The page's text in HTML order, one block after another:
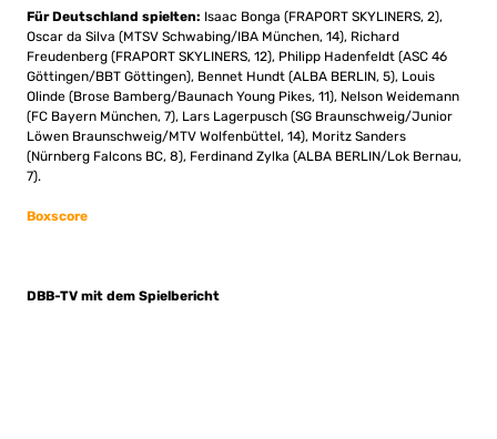
Für Deutschland spielten: Isaac Bonga (FRAPORT SKYLINERS, 2),
Oscar da Silva (MTSV Schwabing/IBA München, 14), Richard
Freudenberg (FRAPORT SKYLINERS, 12), Philipp Hadenfeldt (ASC 46
Göttingen/BBT Göttingen), Bennet Hundt (ALBA BERLIN, 5), Louis
Olinde (Brose Bamberg/Baunach Young Pikes, 11), Nelson Weidemann
(FC Bayern München, 7), Lars Lagerpusch (SG Braunschweig/Junior
Löwen Braunschweig/MTV Wolfenbüttel, 14), Moritz Sanders
(Nürnberg Falcons BC, 8), Ferdinand Zylka (ALBA BERLIN/Lok Bernau,
7).
Boxscore
DBB-TV mit dem Spielbericht